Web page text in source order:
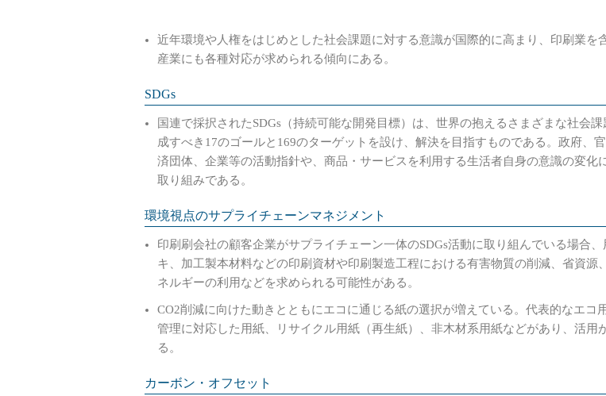
近年環境や人権をはじめとした社会課題に対する意識が国際的に高まり、印刷業を
産業にも各種対応が求められる傾向にある。
SDGs
国連で採択されたSDGs（持続可能な開発目標）は、世界の抱えるさまざまな社会
成すべき17のゴールと169のターゲットを設け、解決を目指すものである。政府、
済団体、企業等の活動指針や、商品・サービスを利用する生活者自身の意識の変化
取り組みである。
環境視点のサプライチェーンマネジメント
印刷刷会社の顧客企業がサプライチェーン一体のSDGs活動に取り組んでいる場合、
キ、加工製本材料などの印刷資材や印刷製造工程における有害物質の削減、省資源
ネルギーの利用などを求められる可能性がある。
CO2削減に向けた動きとともにエコに通じる紙の選択が増えている。代表的なエコ
管理に対応した用紙、リサイクル用紙（再生紙）、非木材系用紙などがあり、活用
る。
カーボン・オフセット